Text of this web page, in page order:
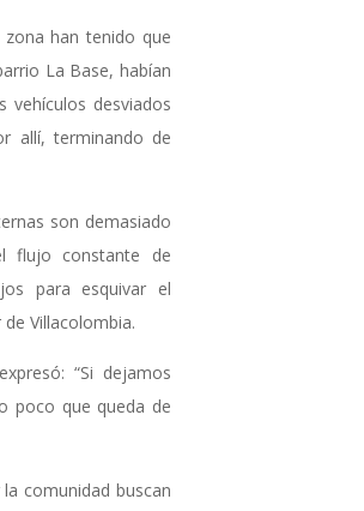
han tenido que
La Base, habían
desviados
allí, terminando de
son demasiado
flujo constante de
para esquivar el
Villacolombia.
“Si dejamos
poco que queda de
comunidad buscan